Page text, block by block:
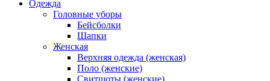
Одежда
Головные уборы
Бейсболки
Шапки
Женская
Верхняя одежда (женская)
Поло (женские)
Свитшоты (женские)